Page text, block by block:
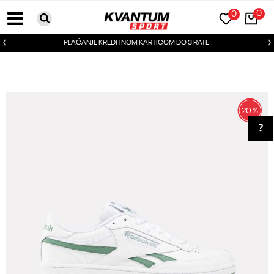
0
0
PLAĆANJE KREDITNOM KARTICOM DO 3 RATE
20%